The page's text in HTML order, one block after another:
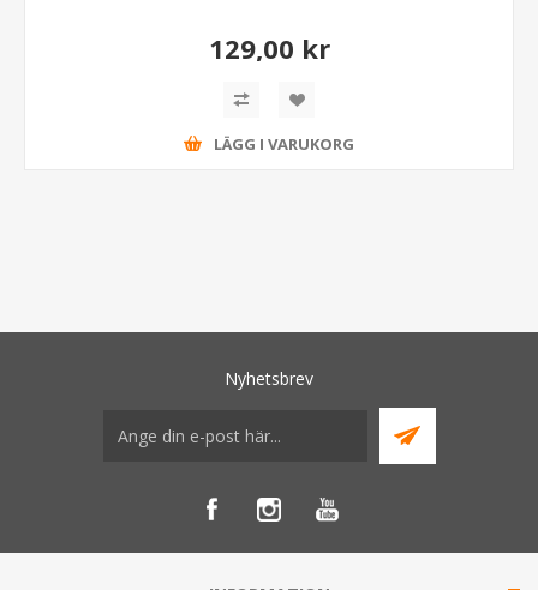
129,00 kr
LÄGG I VARUKORG
Nyhetsbrev